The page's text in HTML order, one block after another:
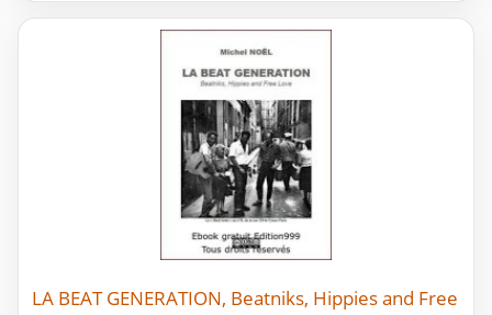
LA BEAT GENERATION, Beatniks, Hippies and Free